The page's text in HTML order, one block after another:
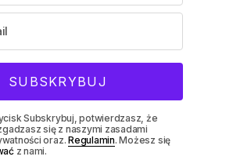
Subskrybuj, potwierdzasz, że
się z naszymi zasadami
oraz.Regulamin. Możesz się
z nami.